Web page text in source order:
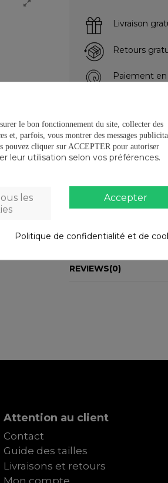
Livraison
Retours
Paiement
DESCRIPTION
Reflectantes para los
Cumple normativa
Material reflectante
Índice de reflectancia:
REVIEWS(0)
Attention au client
Contact
Guide des tailles
Livraisons et retours
le bon fonctionnement du site, collecter des
et, parfois, vous montrer des messages
pouvez cliquer sur ACCEPTER pour autoriser
leur utilisation selon vos préférences.
Accepter
les
Politique de confidentialité et de